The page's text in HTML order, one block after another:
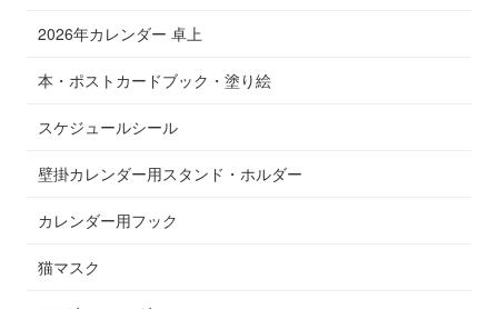
2026年カレンダー 卓上
本・ポストカードブック・塗り絵
スケジュールシール
壁掛カレンダー用スタンド・ホルダー
カレンダー用フック
猫マスク